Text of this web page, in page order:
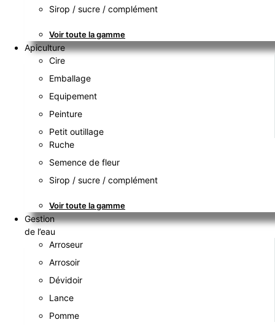
Sirop / sucre / complément
Voir toute la gamme
Apiculture
Cire
Emballage
Equipement
Peinture
Petit outillage
Ruche
Semence de fleur
Sirop / sucre / complément
Voir toute la gamme
Gestion
de l’eau
Arroseur
Arrosoir
Dévidoir
Lance
Pomme